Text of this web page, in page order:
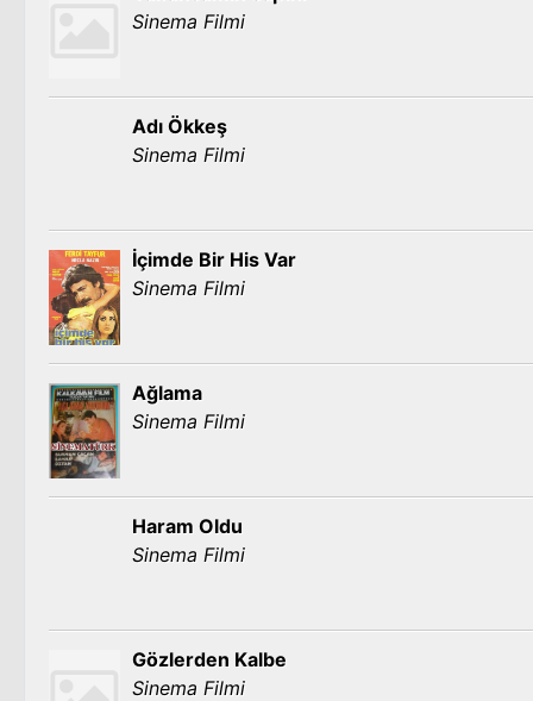
Sinema Filmi
Adı Ökkeş
Sinema Filmi
İçimde Bir His Var
Sinema Filmi
Ağlama
Sinema Filmi
Haram Oldu
Sinema Filmi
Gözlerden Kalbe
Sinema Filmi